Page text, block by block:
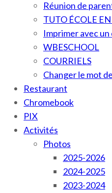
Réunion de
TUTO ÉCOLE
Imprimer avec
WBESCHOOL
COURRIELS
Changer le mot
Restaurant
Chromebook
PIX
Activités
Photos
2025-2026
2024-2025
2023-2024